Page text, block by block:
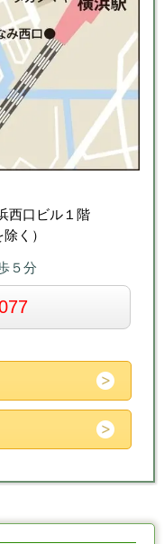
西口ビル１階
く）
５分